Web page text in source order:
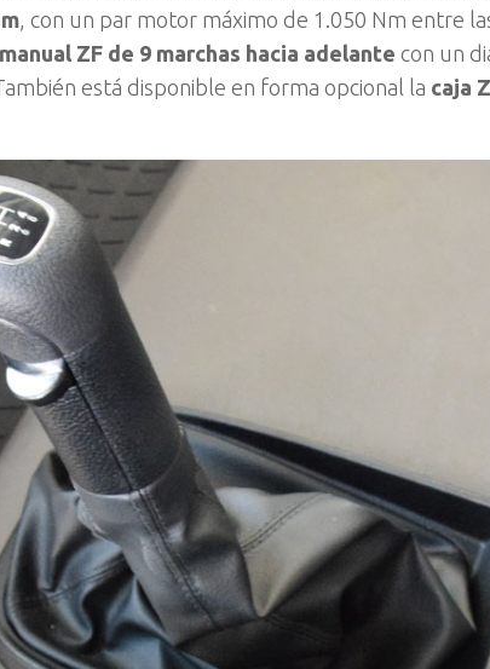
, con un par motor máximo de 1.050 Nm entre
ZF de 9 marchas hacia adelante con un
está disponible en forma opcional la caja